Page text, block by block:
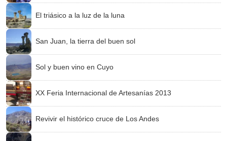
El triásico a la luz de la luna
San Juan, la tierra del buen sol
Sol y buen vino en Cuyo
XX Feria Internacional de Artesanías 2013
Revivir el histórico cruce de Los Andes